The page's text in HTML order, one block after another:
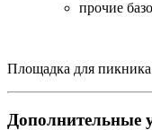
прочие
Площадка для
Дополнительные